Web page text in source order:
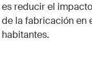
es reducir el
de la fabricación en
habitantes.